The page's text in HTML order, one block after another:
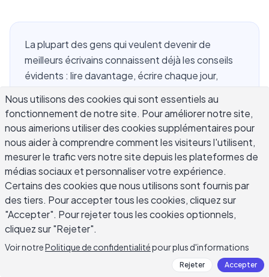
La plupart des gens qui veulent devenir de
meilleurs écrivains connaissent déjà les conseils
évidents : lire davantage, écrire chaque jour,
connaître quelque chose et le faire sont deux
choses complètement différentes. Améliorer
votre écriture dépend moins du talent brut que
de la construction de compétences spécifiques
par la pratique délibérée. Ce guide vous montre
exactement comment devenir un meilleur écrivain
avec des stratégies concrètes que vous pouvez
commencer à utiliser dès aujourd'hui. Que vous
écriviez des articles de blog, des e-mails, des
rapports ou de la fiction créative, les principes
sous-jacents restent les mêmes. Une bonne
Nous utilisons des cookies qui sont essentiels au
fonctionnement de notre site. Pour améliorer notre site,
nous aimerions utiliser des cookies supplémentaires pour
nous aider à comprendre comment les visiteurs l'utilisent,
mesurer le trafic vers notre site depuis les plateformes de
médias sociaux et personnaliser votre expérience.
Certains des cookies que nous utilisons sont fournis par
des tiers. Pour accepter tous les cookies, cliquez sur
"Accepter". Pour rejeter tous les cookies optionnels,
cliquez sur "Rejeter".
Voir notrePolitique de confidentialitépour plus d'informations
Rejeter Accepter